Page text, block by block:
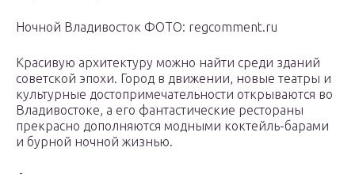
Ночной Владивосток ФОТО: regcomment.ru
Красивую архитектуру можно найти среди зданий
советской эпохи. Город в движении, новые театры и
культурные достопримечательности открываются во
Владивостоке, а его фантастические рестораны
прекрасно дополняются модными коктейль-барами
и бурной ночной жизнью.